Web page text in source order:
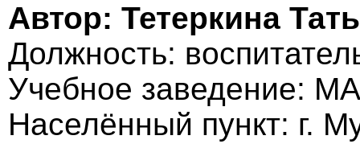
Автор: Тетеркина
Должность:
Учебное заведение:
Населённый пункт: г.